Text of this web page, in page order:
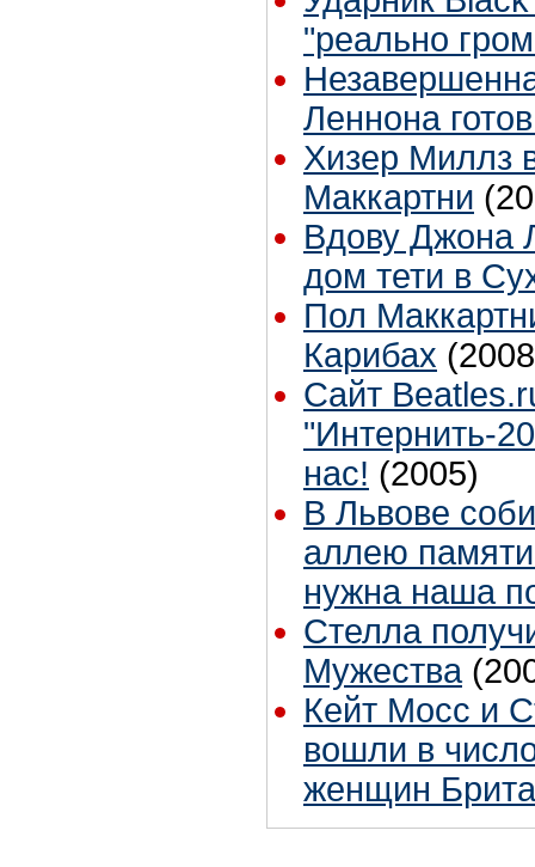
"реально
Леннона
Хизер Миллз
Маккартни
Вдову Джона
дом тети в
Пол
Карибах
Сайт
"Интернить-
нас! (2005)
В Львове
аллею
нужна наша
Стелла
Мужества
Кейт Мосс и
вошли в
женщин